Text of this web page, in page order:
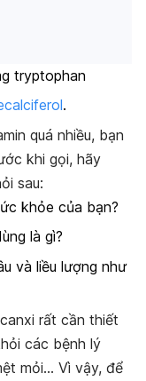
tryptophan
.
quá nhiều, bạn
khi gọi, hãy
sau:
khỏe của bạn?
là gì?
và liều lượng như
rất cần thiết
các bệnh lý
mỏi… Vì vậy, để